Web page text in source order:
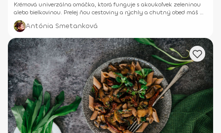
Krémová univerzálna omáčka, ktorá funguje s akoukoľvek zeleninou
alebo bielkovinou. Prelej ňou cestoviny a rýchly a chutný obed máš na
stole.
Antónia Smetanková